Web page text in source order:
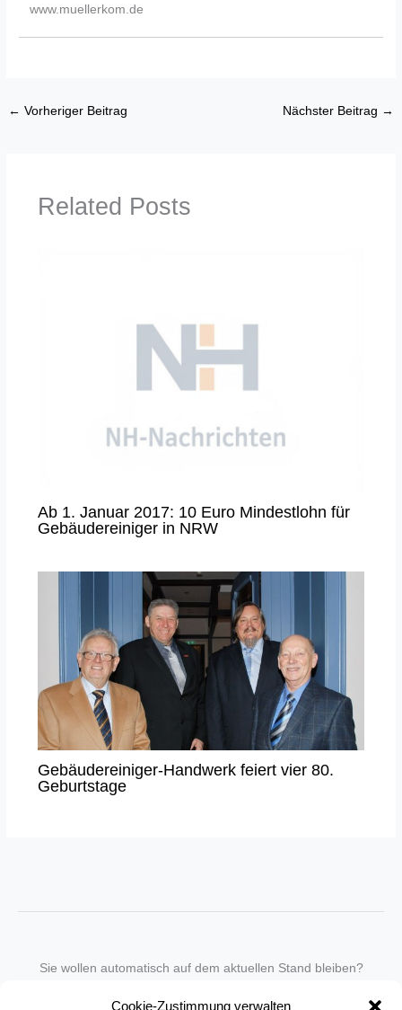
Cookie-Zustimmung verwalten
www.muellerkom.de
← Vorheriger Beitrag Nächster Beitrag →
Related Posts
Ab 1. Januar 2017: 10 Euro Mindestlohn für
Gebäudereiniger in NRW
Gebäudereiniger-Handwerk feiert vier 80.
Geburtstage
Sie wollen automatisch auf dem aktuellen Stand bleiben?